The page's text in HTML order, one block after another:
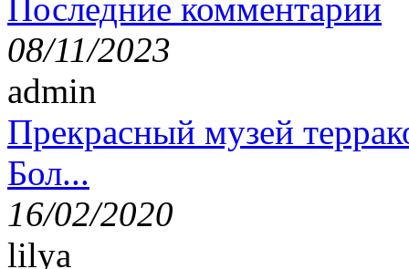
Последние комментарии
08/11/2023
admin
Прекрасный музей
Бол...
16/02/2020
lilya